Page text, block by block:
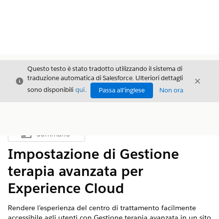
Chiudi
Questo testo è stato tradotto utilizzando il sistema di
traduzione automatica di Salesforce. Ulteriori dettagli
sono disponibili qui. Passa all'inglese Non ora
Chiudi
Mostra sommario
Sommario
Impostazione di Gestione
terapia avanzata per
Experience Cloud
Rendere l'esperienza del centro di trattamento facilmente